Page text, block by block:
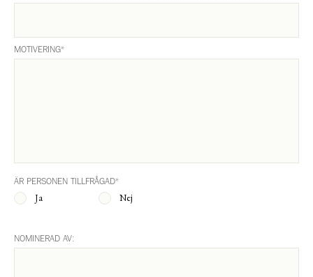
MOTIVERING*
ÄR PERSONEN TILLFRÅGAD*
Ja Nej
NOMINERAD AV: